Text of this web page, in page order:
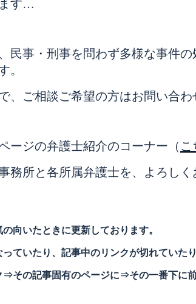
す…
事・刑事を問わず多様な事件
。
ご相談ご希望の方はお問い合わ
ージの弁護士紹介のコーナー（ こ
所と各所属弁護士を、よろしく
向いたときに更新しております。
いたり、記事中のリンクが切れていた
その記事固有のページに⇒その一番下に